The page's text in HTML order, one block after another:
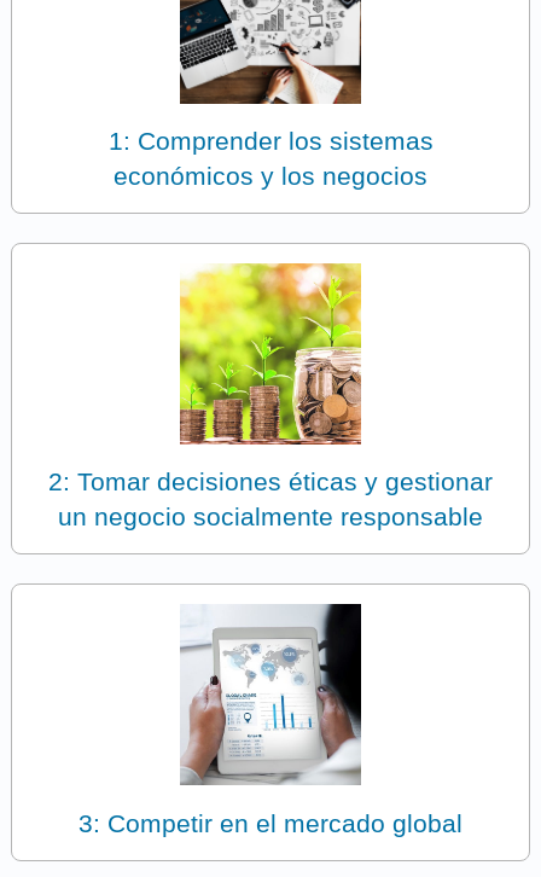
1: Comprender los sistemas
económicos y los negocios
2: Tomar decisiones éticas y gestionar
un negocio socialmente responsable
3: Competir en el mercado global